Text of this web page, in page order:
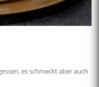
es schmeckt aber auch